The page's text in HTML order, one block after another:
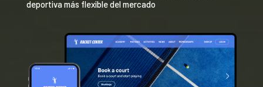
deportiva más flexible del mercado